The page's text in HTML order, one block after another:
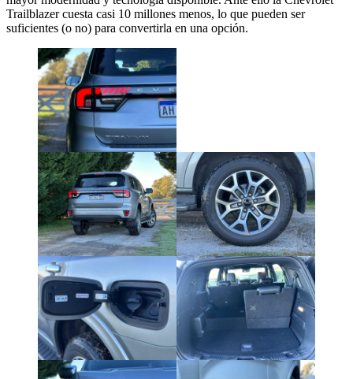
Trailblazer cuesta casi 10 millones menos, lo que pueden ser
suficientes (o no) para convertirla en una opción.